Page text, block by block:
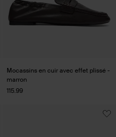
Mocassins en cuir avec effet plissé -
marron
115.99